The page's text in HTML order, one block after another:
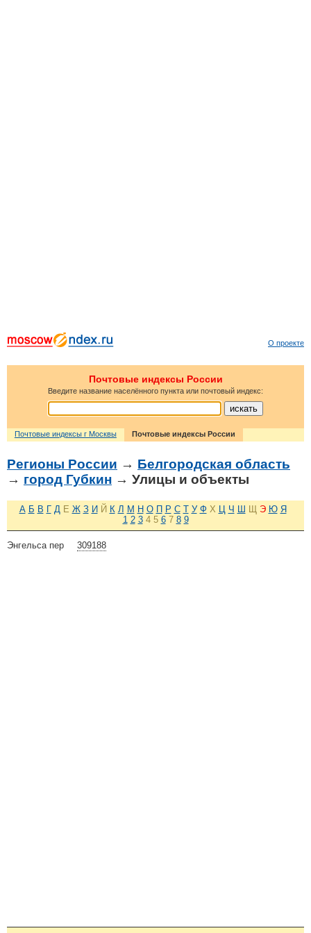
О проекте
Почтовые индексы России
Введите название населённого пункта или почтовый индекс:
Почтовые индексы г Москвы Почтовые индексы России
Регионы России → Белгородская область
→ город Губкин → Улицы и объекты
А Б В Г Д Е Ж З И Й К Л М Н О П Р С Т У Ф Х Ц Ч Ш Щ Э Ю Я
1 2 3 4 5 6 7 8 9
309188
Энгельса пер